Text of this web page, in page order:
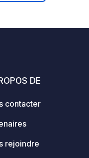
DE
contacter
rejoindre